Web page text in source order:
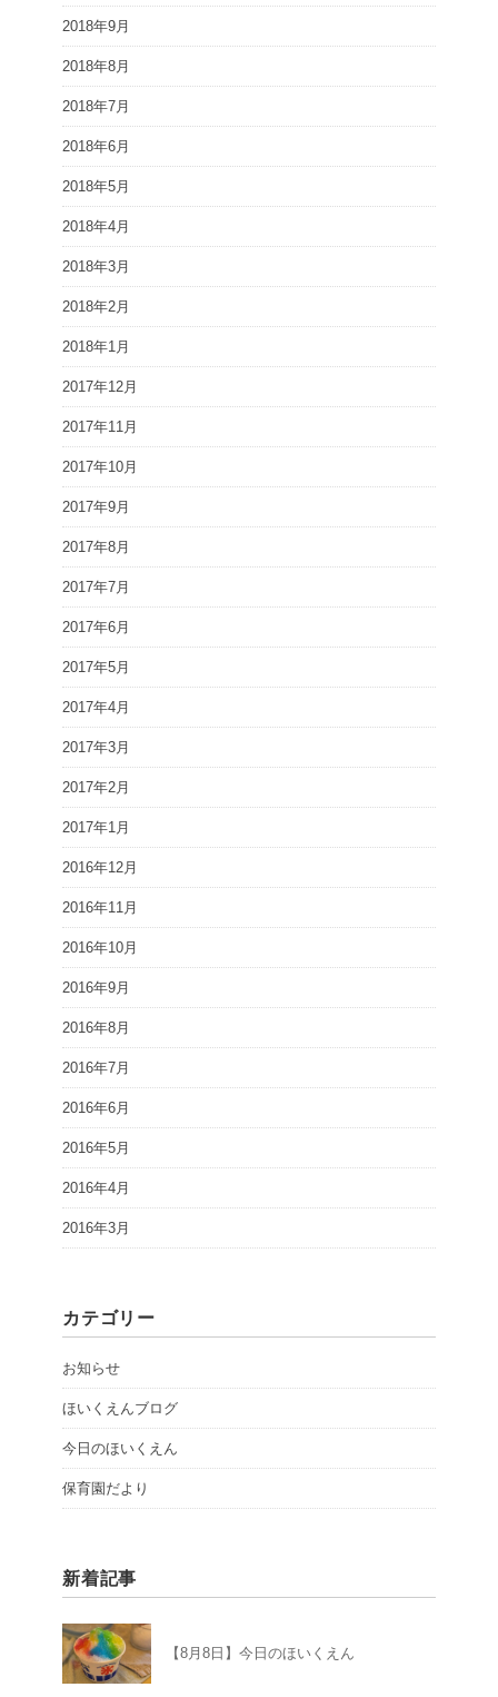
2018年9月
2018年8月
2018年7月
2018年6月
2018年5月
2018年4月
2018年3月
2018年2月
2018年1月
2017年12月
2017年11月
2017年10月
2017年9月
2017年8月
2017年7月
2017年6月
2017年5月
2017年4月
2017年3月
2017年2月
2017年1月
2016年12月
2016年11月
2016年10月
2016年9月
2016年8月
2016年7月
2016年6月
2016年5月
2016年4月
2016年3月
カテゴリー
お知らせ
ほいくえんブログ
今日のほいくえん
保育園だより
新着記事
【8月8日】今日のほいくえん